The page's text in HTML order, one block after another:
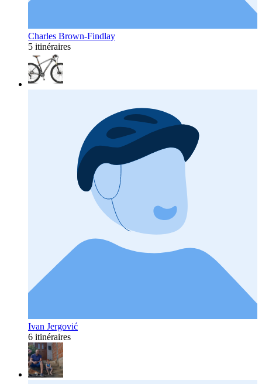
Charles Brown-Findlay
5 itinéraires
Ivan Jergović
6 itinéraires